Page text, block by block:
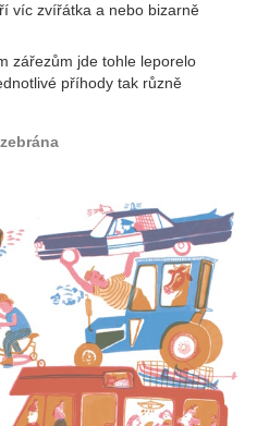
víc zvířátka a nebo bizarně
zářezům jde tohle leporelo
příhody tak různě